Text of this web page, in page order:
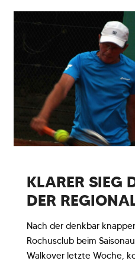
KLARER SIEG
DER
Nach der denkbar
Rochusclub beim
Walkover letzte Woche,